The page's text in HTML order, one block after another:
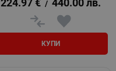
224.97 € / 440.00 лв.
КУПИ